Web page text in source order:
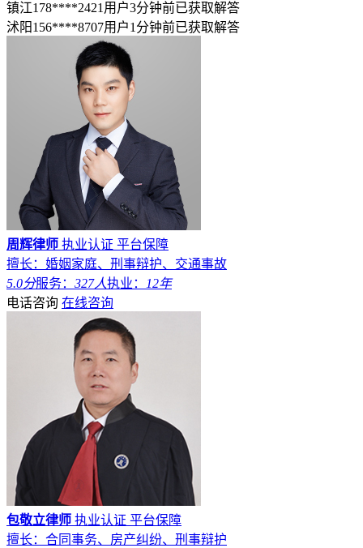
镇江178****2421用户3分钟前已获取解答
沭阳156****8707用户1分钟前已获取解答
周辉律师 执业认证 平台保障
擅长：婚姻家庭、刑事辩护、交通事故
5.0分服务： 327人执业： 12年
电话咨询 在线咨询
包敬立律师 执业认证 平台保障
擅长：合同事务、房产纠纷、刑事辩护